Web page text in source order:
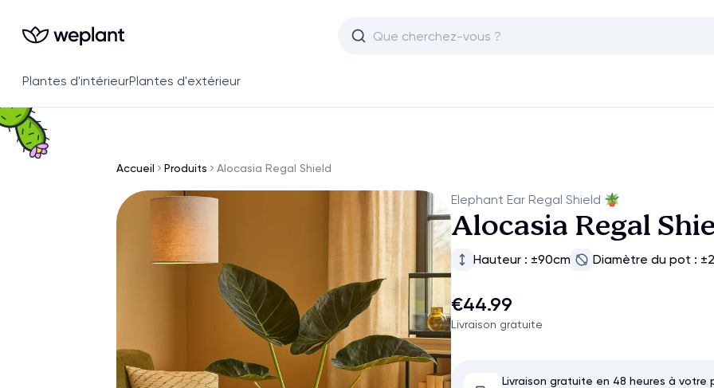
Plantes d'intérieurPlantes d'extérieur
Accueil Produits Alocasia Regal Shield
Elephant Ear Regal Shield 🪴
Alocasia Regal
Hauteur : ±90cm Diamètre du pot :
€44.99
Livraison gratuite
Livraison gratuite en 48 heures à votre